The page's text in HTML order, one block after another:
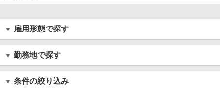
雇用形態で探す
勤務地で探す
条件の絞り込み